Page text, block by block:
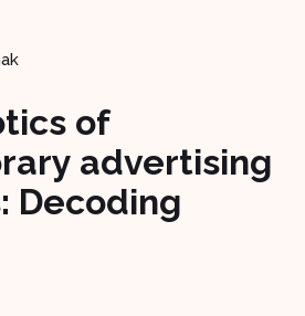
of
advertising
Decoding